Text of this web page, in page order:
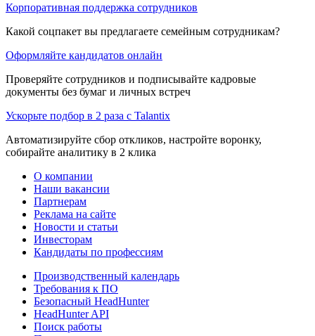
Корпоративная поддержка сотрудников
Какой соцпакет вы предлагаете семейным сотрудникам?
Оформляйте кандидатов онлайн
Проверяйте сотрудников и подписывайте кадровые
документы без бумаг и личных встреч
Ускорьте подбор в 2 раза с Talantix
Автоматизируйте сбор откликов, настройте воронку,
собирайте аналитику в 2 клика
О компании
Наши вакансии
Партнерам
Реклама на сайте
Новости и статьи
Инвесторам
Кандидаты по профессиям
Производственный календарь
Требования к ПО
Безопасный HeadHunter
HeadHunter API
Поиск работы